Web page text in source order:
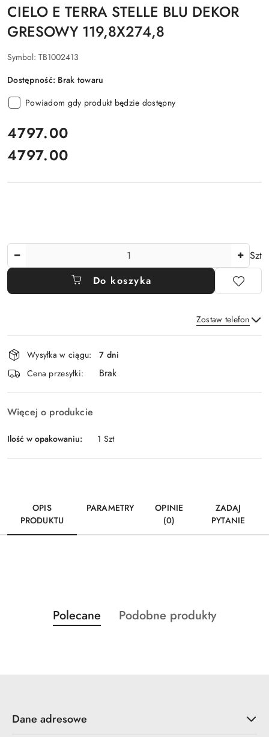
CIELO E TERRA STELLE BLU DEKOR
GRESOWY 119,8X274,8
Symbol: TB1002413
Dostępność: Brak towaru
Powiadom gdy produkt będzie dostępny
cena:
4797.00
Cena:
4797.00
Szt
Do koszyka
Zostaw telefon
Dostępność
i
dostawa
Wysyłka w ciągu:
7 dni
Cena przesyłki:
Brak
Więcej o produkcie
Ilość w opakowaniu: 1 Szt
OPIS
PRODUKTU
PARAMETRY
OPINIE
(0)
ZADAJ
PYTANIE
Pomiń karuzelę produktów
Produkty
o
Polecane
Produkty
Podobne produkty
Dane adresowe